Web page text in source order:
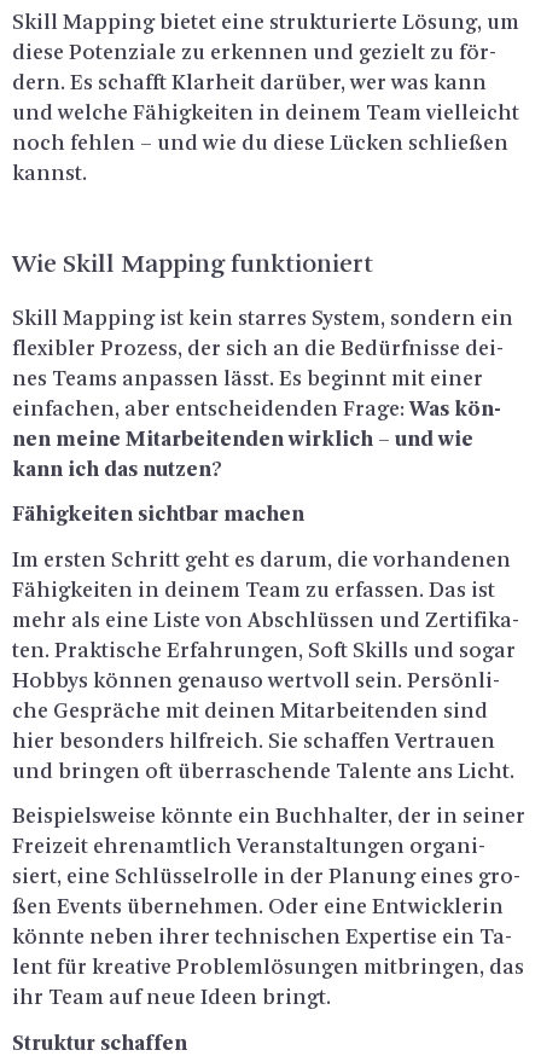
Skill Map­ping bie­tet eine struk­tu­rier­te Lö­sung, um
diese Po­ten­zia­le zu er­ken­nen und ge­zielt zu för­
dern. Es schafft Klar­heit dar­über, wer was kann
und wel­che Fä­hig­kei­ten in dei­nem Team viel­leicht
noch feh­len – und wie du diese Lü­cken schlie­ßen
kannst.
Wie Skill Map­ping funk­tio­niert
Skill Map­ping ist kein star­res Sys­tem, son­dern ein
fle­xi­bler Pro­zess, der sich an die Be­dürf­nis­se dei­
nes Teams an­pas­sen lässt. Es be­ginnt mit einer
ein­fa­chen, aber ent­schei­den­den Frage: Was kön­
nen meine Mit­ar­bei­ten­den wirk­lich – und wie
kann ich das nut­zen?
Fä­hig­kei­ten sicht­bar ma­chen
Im ers­ten Schritt geht es darum, die vor­han­de­nen
Fä­hig­kei­ten in dei­nem Team zu er­fas­sen. Das ist
mehr als eine Liste von Ab­schlüs­sen und Zer­ti­fi­ka­
ten. Prak­ti­sche Er­fah­run­gen, Soft Skills und sogar
Hob­bys kön­nen ge­nau­so wert­voll sein. Per­sön­li­
che Ge­sprä­che mit dei­nen Mit­ar­bei­ten­den sind
hier be­son­ders hilf­reich. Sie schaf­fen Ver­trau­en
und brin­gen oft über­ra­schen­de Ta­len­te ans Licht.
Bei­spiels­wei­se könn­te ein Buch­hal­ter, der in sei­ner
Frei­zeit eh­ren­amt­lich Ver­an­stal­tun­gen or­ga­ni­
siert, eine Schlüs­sel­rol­le in der Pla­nung eines gro­
ßen Events über­neh­men. Oder eine Ent­wick­le­rin
könn­te neben ihrer tech­ni­schen Ex­per­ti­se ein Ta­
lent für krea­ti­ve Pro­blem­lö­sun­gen mit­brin­gen, das
ihr Team auf neue Ideen bringt.
Struk­tur schaf­fen